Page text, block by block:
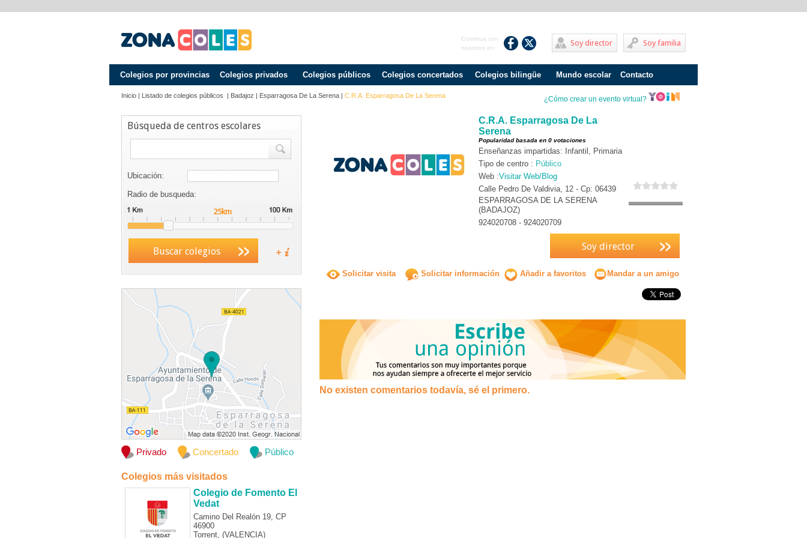
Soy familia
Soy director
Continua con
nosotros en:
Colegios por provincias Colegios privados Colegios públicos Colegios concertados Colegios bilingüe Mundo escolar
Problemas de aprendizaje
Adolescentes
Internados
Acoso escolar
Profesores
Familia
Contacto
Inicio | Listado de colegios públicos | Badajoz | Esparragosa De La Serena | C.R.A. Esparragosa De La Serena ¿Cómo crear un evento virtual?
Búsqueda de centros escolares
Ubicación:
Radio de busqueda:
Buscar colegios
Privado Concertado Público
Colegios más visitados
Colegio de Fomento El
Vedat
Camino Del Realón 19, CP
46900
Torrent, (VALENCIA)
C.R.A. Esparragosa De La
Serena
Popularidad basada en 0 votaciones
Enseñanzas impartidas: Infantil, Primaria
Tipo de centro : Público
Web :Visitar Web/Blog
Calle Pedro De Valdivia, 12 - Cp: 06439
ESPARRAGOSA DE LA SERENA
(BADAJOZ)
924020708 - 924020709
Soy director
Solicitar visita Solicitar información Añadir a favoritos Mandar a un amigo
No existen comentarios todavía, sé el primero.